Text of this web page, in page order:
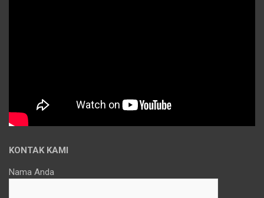
KONTAK KAMI
Nama Anda